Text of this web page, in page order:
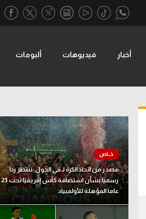
تحقيق في الجول
تقرير في الجول
تحليل في الجول
حكايات في الجول
كويز في الجول
فيديو في الجول
أخبار فيديوهات ألبومات
مصدر من اتحاد الكرة لـ في الجول: ننتظر ردا
رسميا بشأن استضافة كأس إفريقيا تحت 23
عاما المؤهلة للأولمبياد